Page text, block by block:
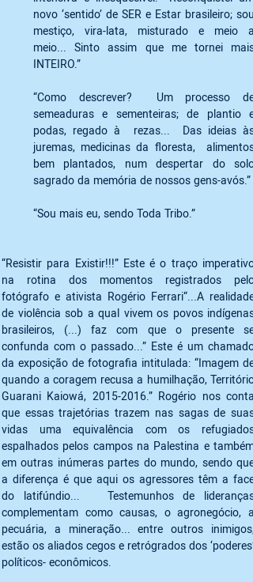
novo ‘sentido’ de SER e Estar brasileiro; sou
mestiço, vira-lata, misturado e meio a
meio... Sinto assim que me tornei mais
INTEIRO.”
“Como descrever?  Um processo de
semeaduras e sementeiras; de plantio e
podas, regado à  rezas...  Das ideias às
juremas, medicinas da floresta,  alimentos
bem plantados, num despertar do solo
sagrado da memória de nossos gens-avós.”
“Sou mais eu, sendo Toda Tribo.”
“Resistir para Existir!!!” Este é o traço imperativo
na rotina dos momentos registrados pelo
fotógrafo e ativista Rogério Ferrari“...A realidade
de violência sob a qual vivem os povos indígenas
brasileiros, (...) faz com que o presente se
confunda com o passado...” Este é um chamado
da exposição de fotografia intitulada: “Imagem de
quando a coragem recusa a humilhação, Território
Guarani Kaiowá, 2015-2016.” Rogério nos conta
que essas trajetórias trazem nas sagas de suas
vidas uma equivalência com os refugiados
espalhados pelos campos na Palestina e também
em outras inúmeras partes do mundo, sendo que
a diferença é que aqui os agressores têm a face
do latifúndio...   Testemunhos de lideranças
complementam como causas, o agronegócio, a
pecuária, a mineração... entre outros inimigos,
estão os aliados cegos e retrógrados dos ‘poderes’
políticos- econômicos.